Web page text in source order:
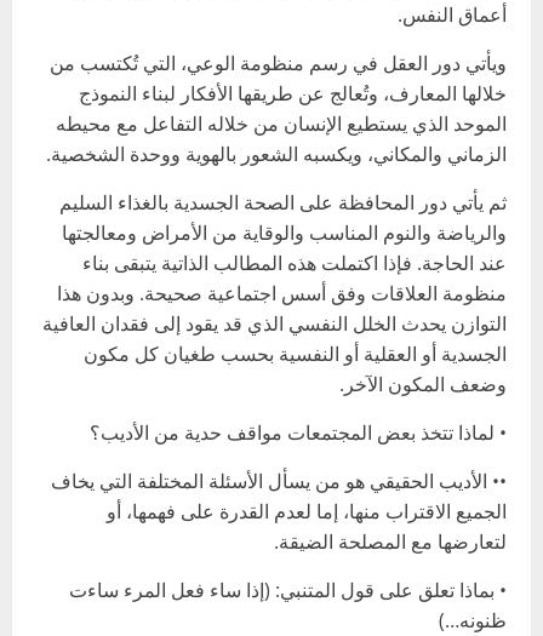
أعماق النفس.
ويأتي دور العقل في رسم منظومة الوعي، التي تُكتسب من
خلالها المعارف، وتُعالج عن طريقها الأفكار لبناء النموذج
الموحد الذي يستطيع الإنسان من خلاله التفاعل مع محيطه
الزماني والمكاني، ويكسبه الشعور بالهوية ووحدة الشخصية.
ثم يأتي دور المحافظة على الصحة الجسدية بالغذاء السليم
والرياضة والنوم المناسب والوقاية من الأمراض ومعالجتها
عند الحاجة. فإذا اكتملت هذه المطالب الذاتية يتبقى بناء
منظومة العلاقات وفق أسس اجتماعية صحيحة. وبدون هذا
التوازن يحدث الخلل النفسي الذي قد يقود إلى فقدان العافية
الجسدية أو العقلية أو النفسية بحسب طغيان كل مكون
وضعف المكون الآخر.
• لماذا تتخذ بعض المجتمعات مواقف حدية من الأديب؟
•• الأديب الحقيقي هو من يسأل الأسئلة المختلفة التي يخاف
الجميع الاقتراب منها، إما لعدم القدرة على فهمها، أو
لتعارضها مع المصلحة الضيقة.
• بماذا تعلق على قول المتنبي: (إذا ساء فعل المرء ساءت
ظنونه…)